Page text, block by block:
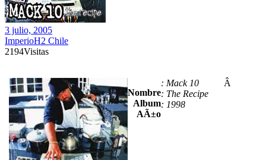
3 julio, 2005
ImperioH2 Chile
2194Visitas
Nombre
Album
AÃ±o
: Mack 10
: The Recipe
: 1998
Â